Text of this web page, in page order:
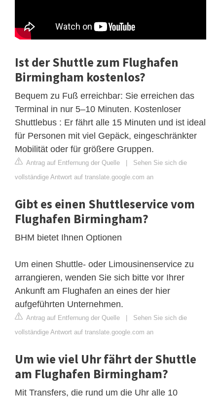
Ist der Shuttle zum Flughafen
Birmingham kostenlos?
Bequem zu Fuß erreichbar: Sie erreichen das
Terminal in nur 5–10 Minuten. Kostenloser
Shuttlebus : Er fährt alle 15 Minuten und ist ideal
für Personen mit viel Gepäck, eingeschränkter
Mobilität oder für größere Gruppen.
Antrag auf Entfernung der Quelle | Sehen Sie sich die
vollständige Antwort auf translate.google.com an
Gibt es einen Shuttleservice vom
Flughafen Birmingham?
BHM bietet Ihnen Optionen
Um einen Shuttle- oder Limousinenservice zu
arrangieren, wenden Sie sich bitte vor Ihrer
Ankunft am Flughafen an eines der hier
aufgeführten Unternehmen.
Antrag auf Entfernung der Quelle | Sehen Sie sich die
vollständige Antwort auf translate.google.com an
Um wie viel Uhr fährt der Shuttle
am Flughafen Birmingham?
Mit Transfers, die rund um die Uhr alle 10